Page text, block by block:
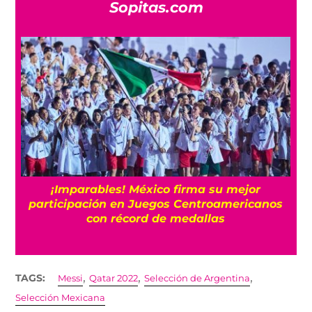
Sopitas.com
¡Imparables! México firma su mejor
participación en Juegos Centroamericanos
con récord de medallas
TAGS: Messi,Qatar 2022,Selección de Argentina,
Selección Mexicana